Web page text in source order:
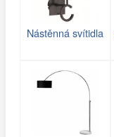
Nástěnná svítidla